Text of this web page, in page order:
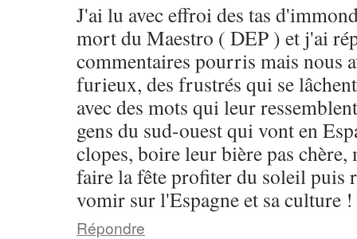
J'ai lu avec effroi des tas
mort du Maestro ( DEP ) et j'ai
commentaires pourris mais nous
furieux, des frustrés qui se
avec des mots qui leur
gens du sud-ouest qui vont en
clopes, boire leur bière pas chère,
faire la fête profiter du soleil puis
vomir sur l'Espagne et sa culture
Répondre